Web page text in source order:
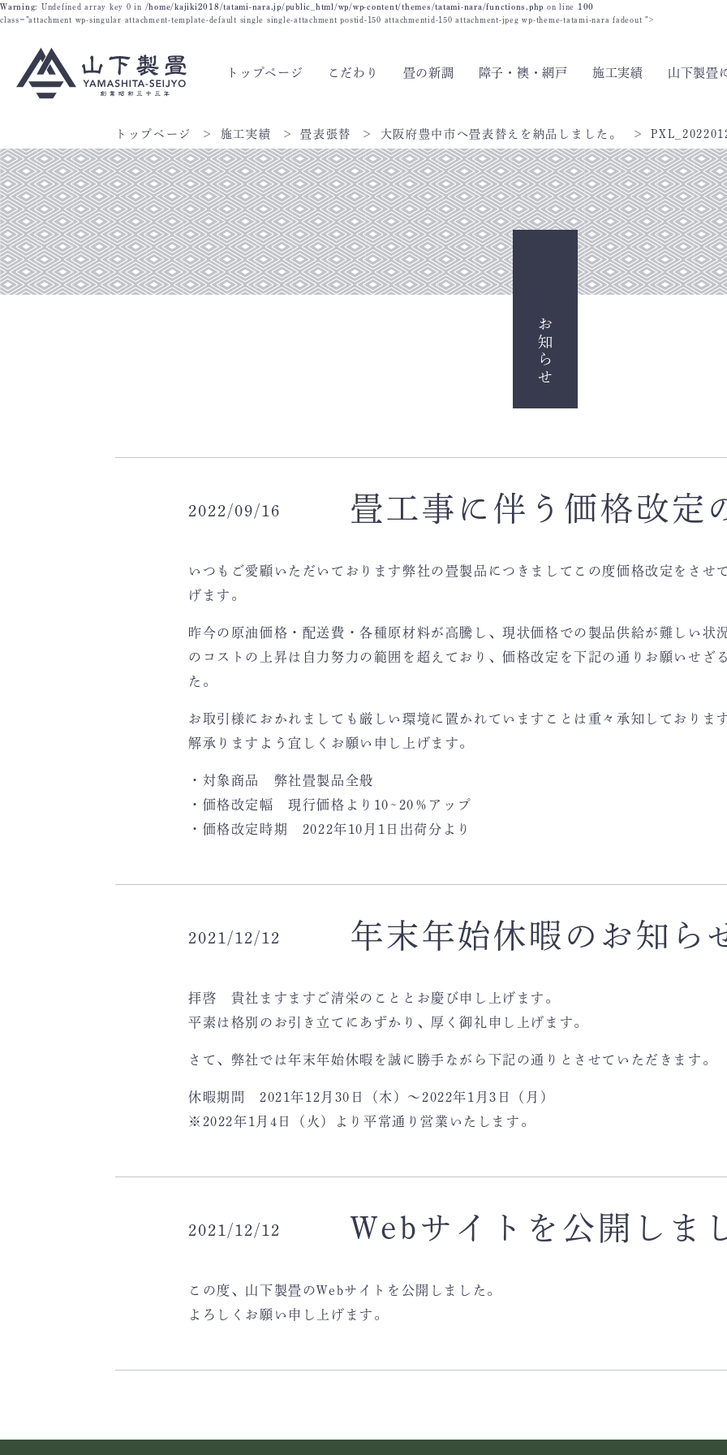
Warning: Undefined array key 0 in /home/kajiki2018/tatami-nara.jp/public_html/wp/wp-content/themes/tatami-nara/functions.php on line 100
class="attachment wp-singular attachment-template-default single single-attachment postid-150 attachmentid-150 attachment-jpeg wp-theme-tatami-nara fadeout ">
トップページ こだわり 畳の新調 障子・襖・網戸 施工実績 山下製畳
トップページ 施工実績 畳表張替 大阪府豊中市へ畳表替えを納品しました。
お知らせ
2022/09/16 畳工事に伴う価格改定
いつもご愛顧いただいております弊社の畳製品につきましてこの度価格改定をさせ
げます。
昨今の原油価格・配送費・各種原材料が高騰し、現状価格での製品供給が難しい状
のコストの上昇は自力努力の範囲を超えており、価格改定を下記の通りお願いせざ
た。
お取引様におかれましても厳しい環境に置かれていますことは重々承知しておりま
解承りますよう宜しくお願い申し上げます。
・対象商品 弊社畳製品全般
・価格改定幅 現行価格より10~20％アップ
・価格改定時期 2022年10月1日出荷分より
2021/12/12 年末年始休暇のお知ら
拝啓 貴社ますますご清栄のこととお慶び申し上げます。
平素は格別のお引き立てにあずかり、厚く御礼申し上げます。
さて、弊社では年末年始休暇を誠に勝手ながら下記の通りとさせていただきます。
休暇期間 2021年12月30日（木）～2022年1月3日（月）
※2022年1月4日（火）より平常通り営業いたします。
2021/12/12 Webサイトを公開しま
この度、山下製畳のWebサイトを公開しました。
よろしくお願い申し上げます。